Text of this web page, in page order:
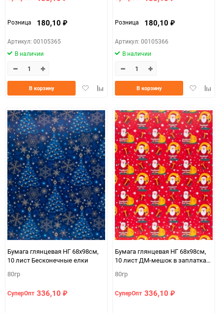
Розница 180,10 ₽
Артикул: 00105365
В наличии
ДобавитьДобавить
В корзину
Розница 180,10 ₽
Артикул: 00105366
В наличии
Добавить
В корзину
Бумага глянцевая НГ 68х98см,
10 лист Бесконечные елки
80гр
СуперОпт 336,10 ₽
Бумага глянцевая НГ 68х98см,
10 лист ДМ-мешок в заплатках
80гр
СуперОпт 336,10 ₽